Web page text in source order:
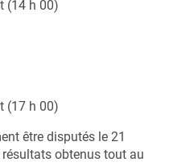
(14 h 00)
(17 h 00)
être disputés le 21
obtenus tout au